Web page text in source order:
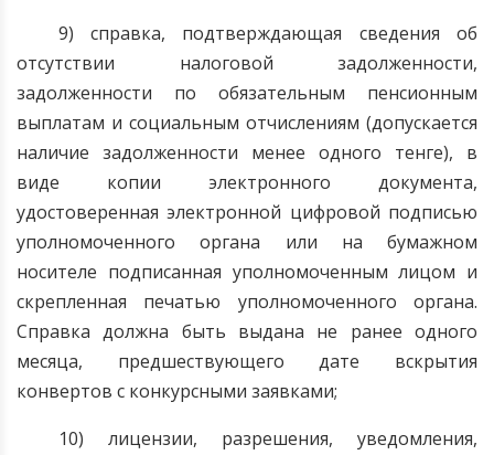
9) справка, подтверждающая сведения об
отсутствии налоговой задолженности,
задолженности по обязательным пенсионным
выплатам и социальным отчислениям (допускается
наличие задолженности менее одного тенге), в
виде копии электронного документа,
удостоверенная электронной цифровой подписью
уполномоченного органа или на бумажном
носителе подписанная уполномоченным лицом и
скрепленная печатью уполномоченного органа.
Справка должна быть выдана не ранее одного
месяца, предшествующего дате вскрытия
конвертов с конкурсными заявками;
10) лицензии, разрешения, уведомления,